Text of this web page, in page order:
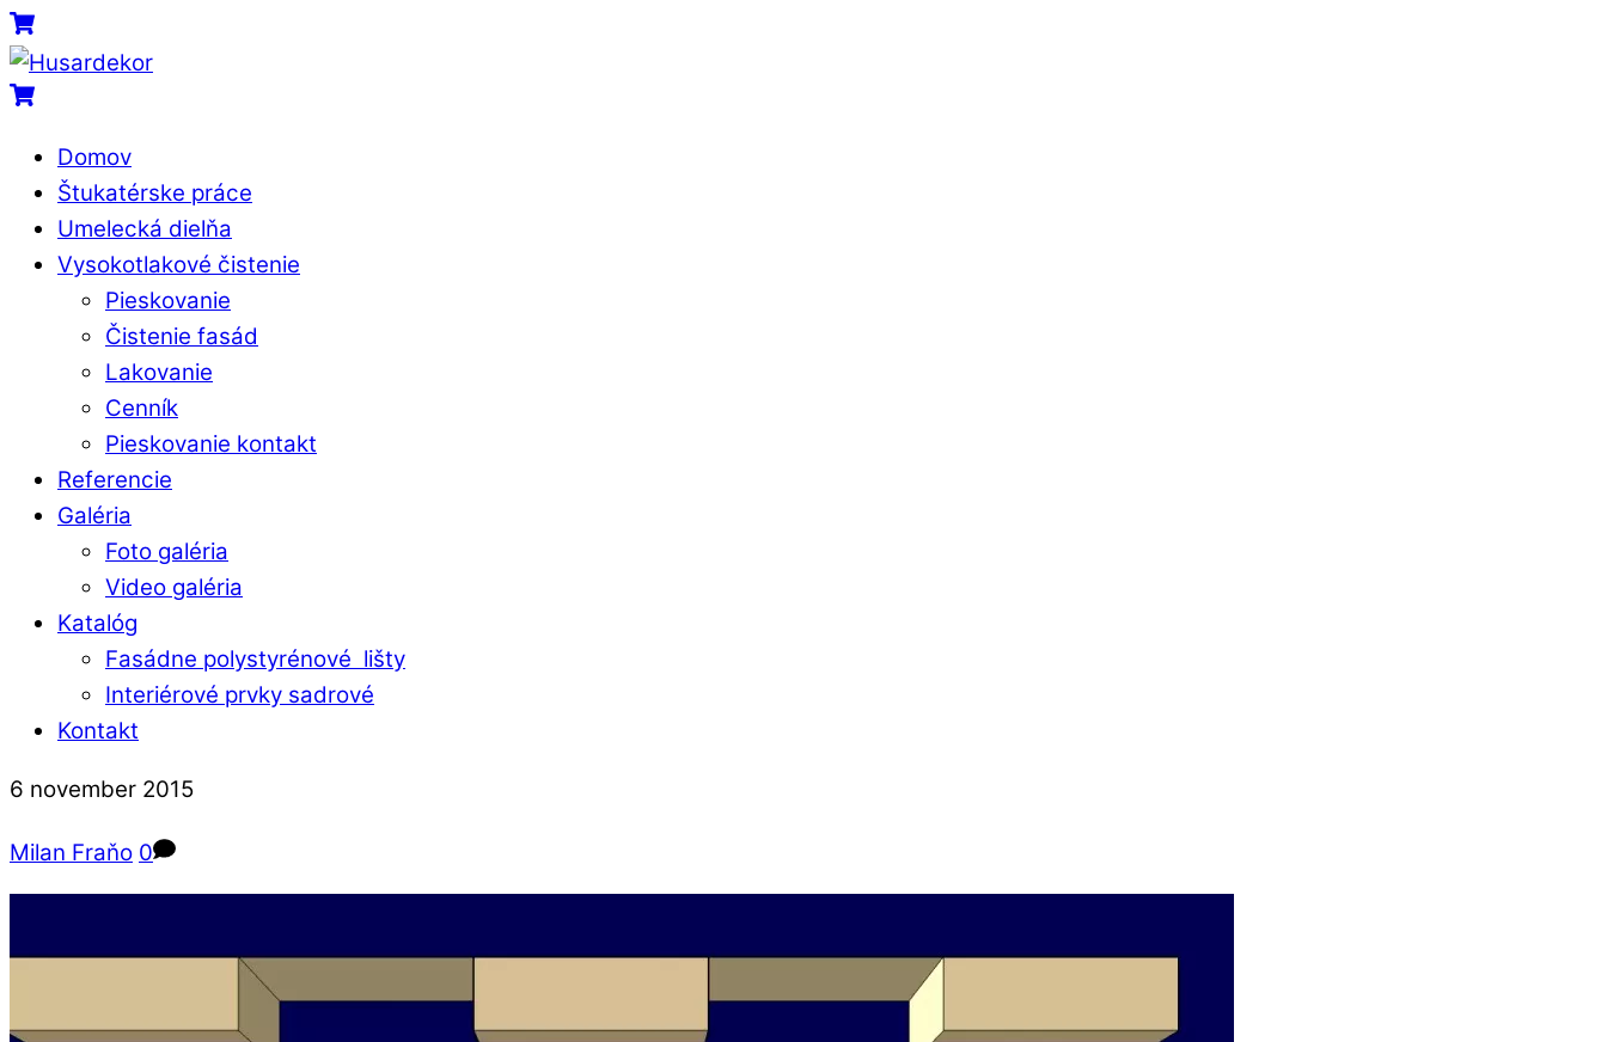
Skip
to
content
Menu
Cart
Cart
Domov
Štukatérske práce
Umelecká dielňa
Vysokotlakové čistenie
Pieskovanie
Čistenie fasád
Lakovanie
Cenník
Pieskovanie kontakt
Referencie
Galéria
Foto galéria
Video galéria
Katalóg
Fasádne polystyrénové lišty
Interiérové prvky sadrové
Kontakt
Close
Close
6 november 2015
Milan Fraňo 0